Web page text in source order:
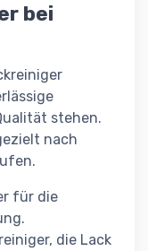
bei
stehen.
nach
für die
die Lack